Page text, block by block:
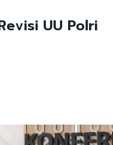
UU Polri